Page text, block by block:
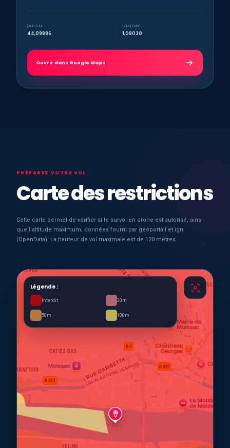
LATITUDE
44,09886
LONGITUDE
1,08030
Ouvrir dans Google Maps
PRÉPAREZ VOTRE VOL
Carte des restrictions
Cette carte permet de vérifier si le survol en drone est autorisé, ainsi
que l'altitude maximum, données fourni par geoportail et ign
(OpenData). La hauteur de vol maximale est de 120 mètres
Légende :
Interdit 30m
50m 100m